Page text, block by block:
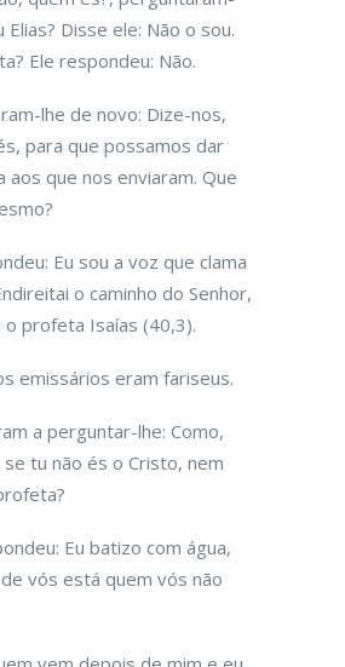
Elias? Disse ele: Não o sou.
Ele respondeu: Não.
lhe de novo: Dize-nos,
para que possamos dar
aos que nos enviaram. Que
Eu sou a voz que clama
o caminho do Senhor,
profeta Isaías (40,3).
emissários eram fariseus.
a perguntar-lhe: Como,
tu não és o Cristo, nem
Eu batizo com água,
vós está quem vós não